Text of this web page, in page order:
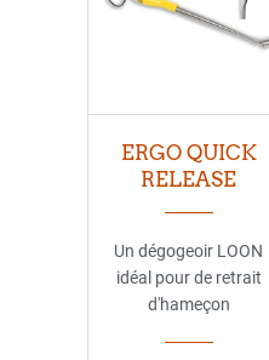
ERGO QUICK
RELEASE
Un dégogeoir LOON
idéal pour de retrait
d'hameçon